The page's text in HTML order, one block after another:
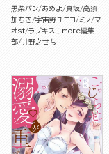
黒柴パン あめよ 真坂 高須
加ちさ 宇宙野ユニコ ミノ マ
オst ラブキス！more編集
部 井野之せち